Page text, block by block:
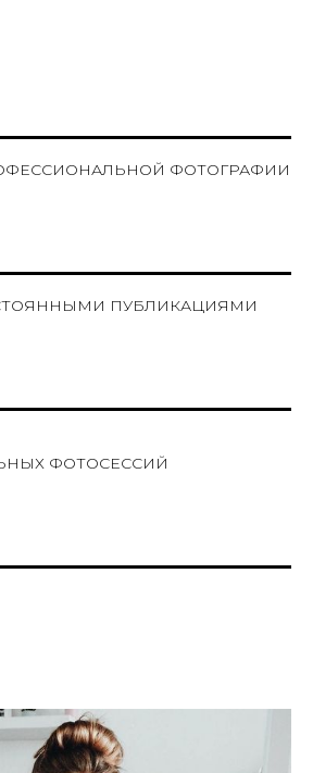
ФОТОГРАФИИ
ПУБЛИКАЦИЯМИ
ФОТОСЕССИЙ